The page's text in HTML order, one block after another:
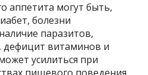
аппетита могут быть,
болезни
паразитов,
дефицит витаминов и
усилиться при